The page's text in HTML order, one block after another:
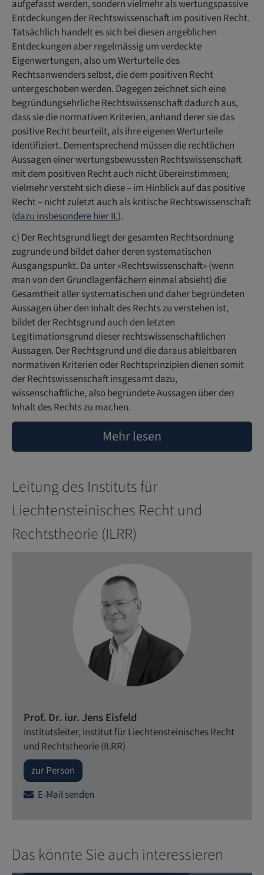
aufgefasst werden, sondern vielmehr als wertungspassive
Entdeckungen der Rechtswissenschaft im positiven Recht.
Tatsächlich handelt es sich bei diesen angeblichen
Entdeckungen aber regelmässig um verdeckte
Eigenwertungen, also um Werturteile des
Rechtsanwenders selbst, die dem positiven Recht
untergeschoben werden. Dagegen zeichnet sich eine
begründungsehrliche Rechtswissenschaft dadurch aus,
dass sie die normativen Kriterien, anhand derer sie das
positive Recht beurteilt, als ihre eigenen Werturteile
identifiziert. Dementsprechend müssen die rechtlichen
Aussagen einer wertungsbewussten Rechtswissenschaft
mit dem positiven Recht auch nicht übereinstimmen;
vielmehr versteht sich diese – im Hinblick auf das positive
Recht – nicht zuletzt auch als kritische Rechtswissenschaft
(dazu insbesondere hier II.).
c) Der Rechtsgrund liegt der gesamten Rechtsordnung
zugrunde und bildet daher deren systematischen
Ausgangspunkt. Da unter «Rechtswissenschaft» (wenn
man von den Grundlagenfächern einmal absieht) die
Gesamtheit aller systematischen und daher begründeten
Aussagen über den Inhalt des Rechts zu verstehen ist,
bildet der Rechtsgrund auch den letzten
Legitimationsgrund dieser rechtswissenschaftlichen
Aussagen. Der Rechtsgrund und die daraus ableitbaren
normativen Kriterien oder Rechtsprinzipien dienen somit
der Rechtswissenschaft insgesamt dazu,
wissenschaftliche, also begründete Aussagen über den
Inhalt des Rechts zu machen.
Mehr lesen
Leitung des Instituts für
Liechtensteinisches Recht und
Rechtstheorie (ILRR)
Prof. Dr. iur. Jens Eisfeld
Institutsleiter, Institut für Liechtensteinisches Recht
und Rechtstheorie (ILRR)
zur Person
E-Mail senden
Das könnte Sie auch interessieren